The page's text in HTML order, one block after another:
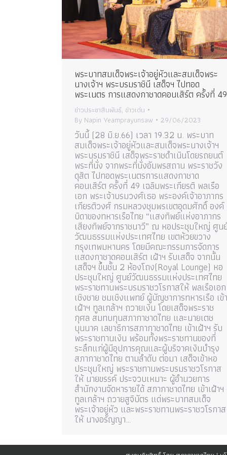
พระบาทสมเด็จพระเจ้าอยู่หัวและสมเด็จพระ
นางเจ้าฯ พระบรมราชินี เสด็จฯ ไปทอด
พระเนตร การแสดงกาชาดคอนเสิร์ต ครั้งที่ 49
ข่าวประชาสัมพันธ์, ข่าวเด่น
By Napin Yeamprayunsaw 29/06/2023
วันนี้ (28 มิ.ย.66) เวลา 19.32 น. พระบาท
สมเด็จพระเจ้าอยู่หัวและสมเด็จพระนางเจ้าฯ
พระบรมราชินี เสด็จพระราชดำเนินโดยรถยนต์
พระที่นั่ง จากพระที่นั่งอัมพรสถาน พระราชวัง
ดุสิต ไปทอดพระเนตรการแสดงกาชาด
คอนเสิร์ต ครั้งที่ 49 เฉลิมพระเกียรติ พลเรือ
เอก พระเจ้าบรมวงศ์เธอ พระองค์เจ้าอาภากร
เกียรติวงศ์ กรมหลวงชุมพรเขตอุดมศักดิ์ องค์
บิดาของทหารเรือไทย “แสงทิพย์แห่งอาภากร
เสียงทิพย์จากราชนาวี” ณ หอประชุมใหญ่ ศูน
วัฒนธรรมแห่งประเทศไทย เขตห้วยขวาง
กรุงเทพมหานคร โดยมีคณะกรรมการจัดการ
แสดงกาชาดคอนเสิร์ต เฝ้าฯ รับเสด็จ จากนั้น
เสด็จฯ ขึ้นชั้น 2 ห้องโถง(Royal Lounge) หอ
ประชุมใหญ่ ศูนย์วัฒนธรรมแห่งประเทศไทย
พระราชทานพระบรมราชวโรกาสให้ พลเรือเอก
เชิงชาย ชมเชิงแพทย์ ผู้บัญชาการทหารเรือ เข้า
เฝ้าฯ ทูลเกล้าฯ ถวายเงิน โดยเสด็จพระราช
กุศล สมทบทุนสภากาชาดไทย และนายเตช
บุนนาค เลขาธิการสภากาชาดไทย เข้าเฝ้าฯ รับ
พระราชทานเงิน พร้อมทั้งพระราชทานของที่
ระลึกแก่ผู้มีอุปการคุณและผู้บริจาคเงินบำรุง
สภากาชาดไทย ตามลำดับ ต่อมา เสด็จเข้าหอ
ประชุมใหญ่ พระราชทานพระบรมราชวโรกาส
ให้ นายขรรค์ ประจวบเหมาะ ผู้อำนวยการ
สำนักงานจัดหารายได้ สภากาชาดไทย เข้าเฝ้าฯ
ทูลเกล้าฯ ถวายสูจิบัตร แด่พระบาทสมเด็จ
พระเจ้าอยู่หัว และพระราชทานพระราชวโรกาส
ให้ นางอรัญญา…